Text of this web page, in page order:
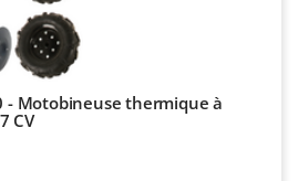
- Motobineuse thermique à
CV